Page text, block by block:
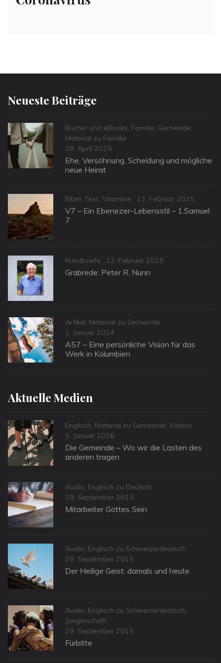
Neueste Beiträge
Categories
Bücher und eBooks, Familie, Gemeinde,
Material zu Familie
Posted
on
28. April 2025
Ehe, Versöhnung, Scheidung und mögliche
neue Heirat
Categories
Bibel: Text, Vitamine
Posted
on
13. Februar 2025
V7 – Ein Ebenezer-Lebensstil – 1.Samuel
7
Categories
Rundbriefe
Posted
on
12. Februar 2025
Grabrede: Peter R. Nunn
Categories
Artikel, Material zu Gemeinde
Posted
on
1. Januar 2024
A57 – Eine persönliche Vision für das
Werk in Kolumbien
Aktuelle Medien
Categories
Englisch, Material zu Gemeinde, Videos
Posted
on
5. Januar 2016
Die Gemeinde – Wo wir die Lasten des
anderen tragen
Categories
Audio, Englisch zu Deutsch
Posted
on
29. September 2015
Mitarbeiter Gottes Sein
Categories
Audio, Englisch zu Schweizerdeutsch
Posted
on
29. September 2015
Der Heilige Geist: damals und heute
Categories
Audio, Englisch zu Schweizerdeutsch,
Jüngerschaft
Posted
on
29. September 2015
Fürbitte